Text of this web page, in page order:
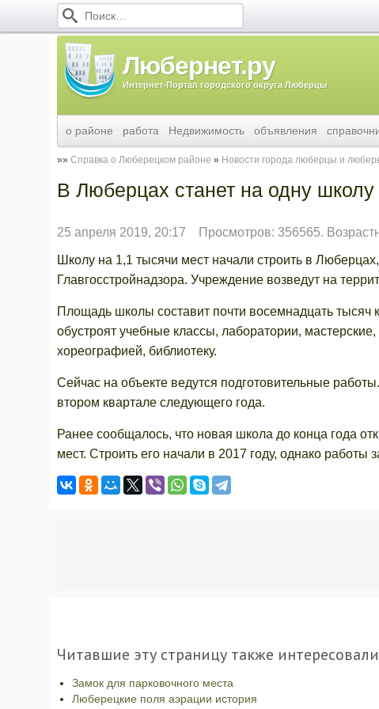
Любернет.ру
Интернет-Портал городского округа Люберцы
о районе работа Недвижимость объявления
Справка о Люберецком районе Новости города люберцы и
В Люберцах станет на одну
25 апреля 2019, 20:17 Просмотров: 356565.
Школу на 1,1 тысячи мест начали строить в
Главгосстройнадзора. Учреждение возведут на
Площадь школы составит почти восемнадцать тысяч
обустроят учебные классы, лаборатории,
хореографией, библиотеку.
Сейчас на объекте ведутся подготовительные
втором квартале следующего года.
Ранее сообщалось, что новая школа до конца года
мест. Строить его начали в 2017 году, однако работы
Читавшие эту страницу также
Замок для парковочного места
Люберецкие поля аэрации история